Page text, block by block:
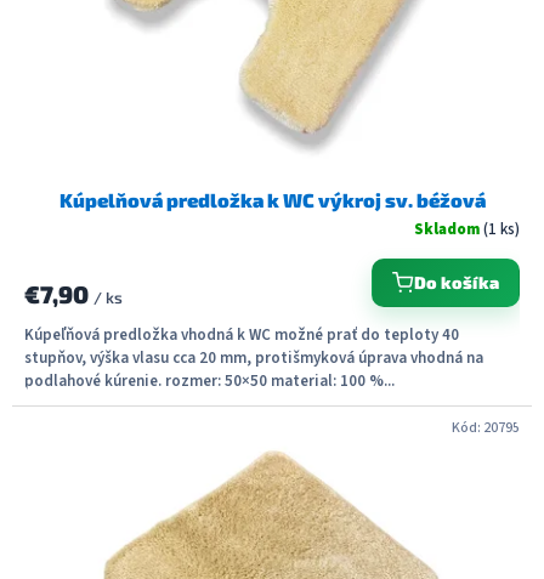
Kúpelňová predložka k WC výkroj sv. béžová
Skladom(1 ks)
€7,90 / ks
Do košíka
Kúpeľňová predložka vhodná k WC možné prať do teploty 40
stupňov, výška vlasu cca 20 mm, protišmyková úprava vhodná na
podlahové kúrenie. rozmer: 50×50 material: 100 %...
Kód: 20795